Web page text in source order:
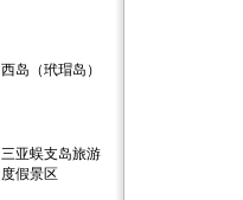
西岛（玳瑁岛）
三亚蜈支岛旅游
度假景区